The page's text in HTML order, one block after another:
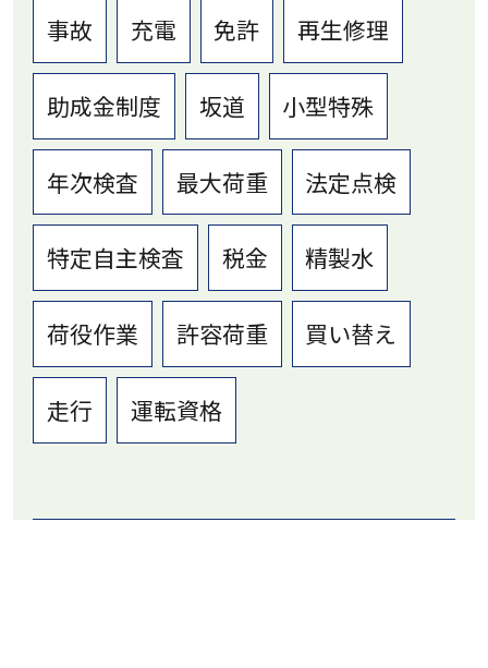
事故 充電 免許 再生修理
助成金制度 坂道 小型特殊
年次検査 最大荷重 法定点検
特定自主検査 税金 精製水
荷役作業 許容荷重 買い替え
走行 運転資格